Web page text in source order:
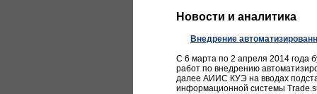
Новости и аналитика
Внедрение
С 6 марта по 2 апреля 2014 года
работ по внедрению
далее АИИС КУЭ на вводах
информационной системы